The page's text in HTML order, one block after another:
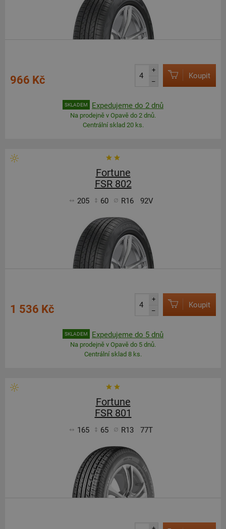
966 Kč
+
–
Koupit
SKLADEM Expedujeme do 2 dnů
Na prodejně v Opavě do 2 dnů.
Centrální sklad 20 ks.
Fortune
FSR 802
205 60 R16 92V
1 536 Kč
+
–
Koupit
SKLADEM Expedujeme do 5 dnů
Na prodejně v Opavě do 5 dnů.
Centrální sklad 8 ks.
Fortune
FSR 801
165 65 R13 77T